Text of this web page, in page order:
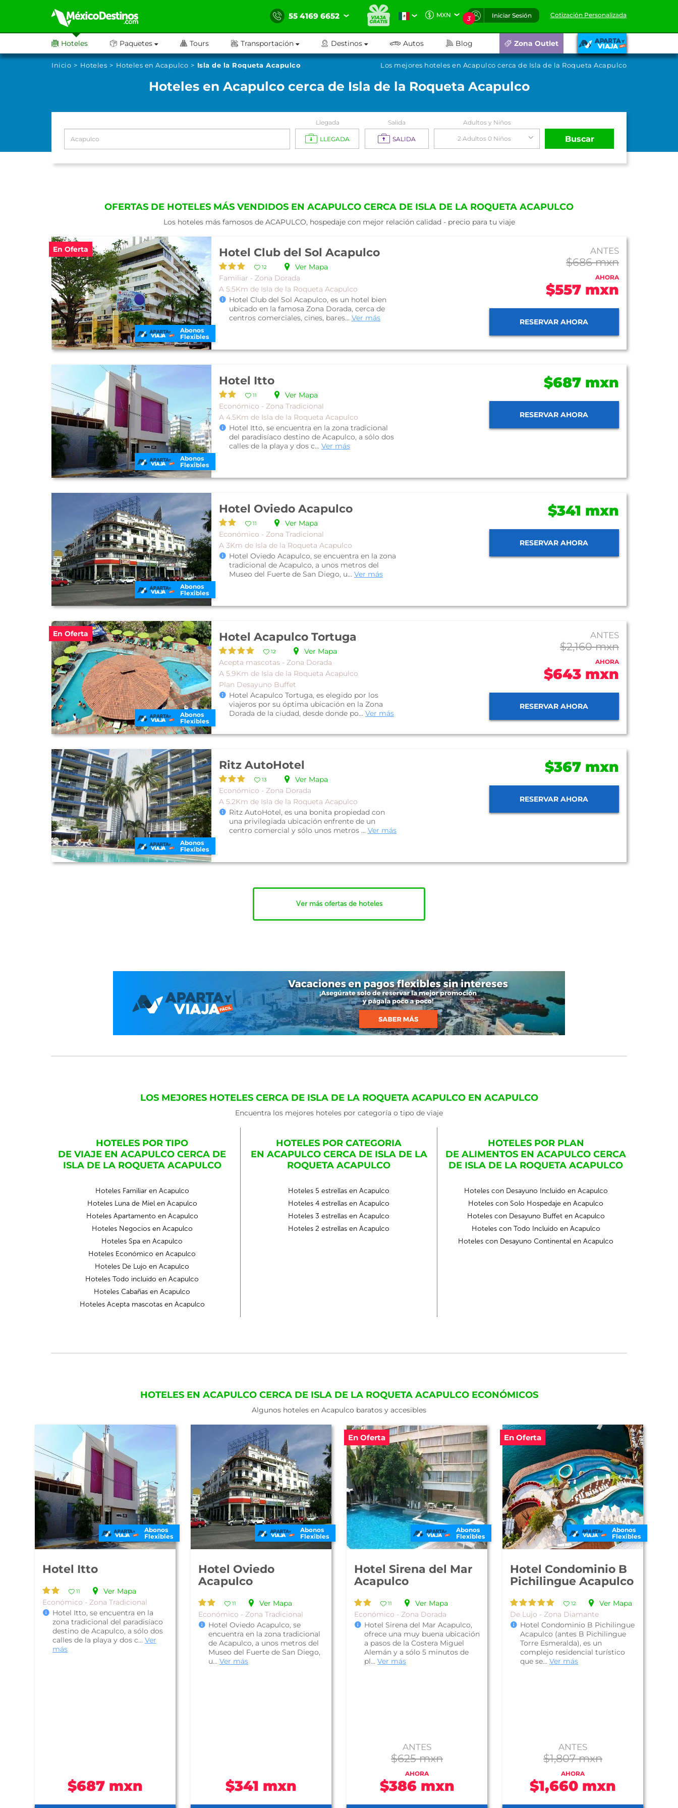
55 4169 6652 MXN 3 Iniciar Sesión Cotización Personalizada
Hoteles Paquetes Tours Transportación Destinos Autos Blog Zona Outlet
Inicio Hoteles Hoteles en Acapulco Isla de la Roqueta Acapulco Los mejores hoteles en Acapulco cerca de Isla de la Roqueta Acapulco
Hoteles en Acapulco cerca de Isla de la Roqueta Acapulco
Llegada
LLEGADA
Salida
SALIDA
Adultos y Niños
2 Adultos 0 Niños Buscar
OFERTAS DE HOTELES MÁS VENDIDOS EN ACAPULCO CERCA DE ISLA DE LA ROQUETA ACAPULCO
Los hoteles más famosos de ACAPULCO, hospedaje con mejor relación calidad - precio para tu viaje
En Oferta
Abonos
Flexibles
Hotel Club del Sol Acapulco
12
Ver Mapa
Familiar - Zona Dorada
A 5.5Km de Isla de la Roqueta Acapulco
Hotel Club del Sol Acapulco, es un hotel bien
ubicado en la famosa Zona Dorada, cerca de
centros comerciales, cines, bares... Ver más
ANTES
$686 mxn
AHORA
$557 mxn
RESERVAR AHORA
Abonos
Flexibles
Hotel Itto
11
Ver Mapa
Económico - Zona Tradicional
A 4.5Km de Isla de la Roqueta Acapulco
Hotel Itto, se encuentra en la zona tradicional
del paradisíaco destino de Acapulco, a sólo dos
calles de la playa y dos c... Ver más
$687 mxn
RESERVAR AHORA
Abonos
Flexibles
Hotel Oviedo Acapulco
11
Ver Mapa
Económico - Zona Tradicional
A 3Km de Isla de la Roqueta Acapulco
Hotel Oviedo Acapulco, se encuentra en la zona
tradicional de Acapulco, a unos metros del
Museo del Fuerte de San Diego, u... Ver más
$341 mxn
RESERVAR AHORA
En Oferta
Abonos
Flexibles
Hotel Acapulco Tortuga
12
Ver Mapa
Acepta mascotas - Zona Dorada
A 5.9Km de Isla de la Roqueta Acapulco
Plan Desayuno Buffet
Hotel Acapulco Tortuga, es elegido por los
viajeros por su óptima ubicación en la Zona
Dorada de la ciudad, desde donde po... Ver más
ANTES
$2,160 mxn
AHORA
$643 mxn
RESERVAR AHORA
Abonos
Flexibles
Ritz AutoHotel
13
Ver Mapa
Económico - Zona Dorada
A 5.2Km de Isla de la Roqueta Acapulco
Ritz AutoHotel, es una bonita propiedad con
una privilegiada ubicación enfrente de un
centro comercial y sólo unos metros ... Ver más
$367 mxn
RESERVAR AHORA
Ver más ofertas de hoteles
LOS MEJORES HOTELES CERCA DE ISLA DE LA ROQUETA ACAPULCO EN ACAPULCO
Encuentra los mejores hoteles por categoría o tipo de viaje
HOTELES POR TIPO
DE VIAJE EN ACAPULCO CERCA DE
ISLA DE LA ROQUETA ACAPULCO
Hoteles Familiar en Acapulco
Hoteles Luna de Miel en Acapulco
Hoteles Apartamento en Acapulco
Hoteles Negocios en Acapulco
Hoteles Spa en Acapulco
Hoteles Económico en Acapulco
Hoteles De Lujo en Acapulco
Hoteles Todo incluido en Acapulco
Hoteles Cabañas en Acapulco
Hoteles Acepta mascotas en Acapulco
HOTELES POR CATEGORIA
EN ACAPULCO CERCA DE ISLA DE LA
ROQUETA ACAPULCO
Hoteles 5 estrellas en Acapulco
Hoteles 4 estrellas en Acapulco
Hoteles 3 estrellas en Acapulco
Hoteles 2 estrellas en Acapulco
HOTELES POR PLAN
DE ALIMENTOS EN ACAPULCO CERCA
DE ISLA DE LA ROQUETA ACAPULCO
Hoteles con Desayuno Incluido en Acapulco
Hoteles con Solo Hospedaje en Acapulco
Hoteles con Desayuno Buffet en Acapulco
Hoteles con Todo Incluido en Acapulco
Hoteles con Desayuno Continental en Acapulco
HOTELES EN ACAPULCO CERCA DE ISLA DE LA ROQUETA ACAPULCO ECONÓMICOS
Algunos hoteles en Acapulco baratos y accesibles
Abonos
Flexibles
Hotel Itto
11
Ver Mapa
Económico - Zona Tradicional
Hotel Itto, se encuentra en la
zona tradicional del paradisíaco
destino de Acapulco, a sólo dos
calles de la playa y dos c... Ver
más
$687 mxn
Abonos
Flexibles
Hotel Oviedo
Acapulco
11
Ver Mapa
Económico - Zona Tradicional
Hotel Oviedo Acapulco, se
encuentra en la zona tradicional
de Acapulco, a unos metros del
Museo del Fuerte de San Diego,
u... Ver más
$341 mxn
En Oferta
Abonos
Flexibles
Hotel Sirena del Mar
Acapulco
11
Ver Mapa
Económico - Zona Dorada
Hotel Sirena del Mar Acapulco,
ofrece una muy buena ubicación
a pasos de la Costera Miguel
Alemán y a sólo 5 minutos de
pl... Ver más
ANTES
$625 mxn
AHORA
$386 mxn
En Oferta
Abonos
Flexibles
Hotel Condominio B
Pichilingue Acapulco
12
Ver Mapa
De Lujo - Zona Diamante
Hotel Condominio B Pichilingue
Acapulco (antes B Pichilingue
Torre Esmeralda), es un
complejo residencial turístico
que se...Ver más
ANTES
$1,807 mxn
AHORA
$1,660 mxn